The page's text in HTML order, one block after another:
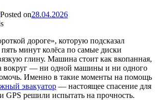
Posted on28.04.2026
дороге», которую подсказал
пять минут колёса по самые диски
глину. Машина стоит как вкопанная,
вокруг — ни одной машины и ни одного
Именно в такие моменты на помощь
эвакуатор — настоящее спасение для
GPS решили испытать на прочность.